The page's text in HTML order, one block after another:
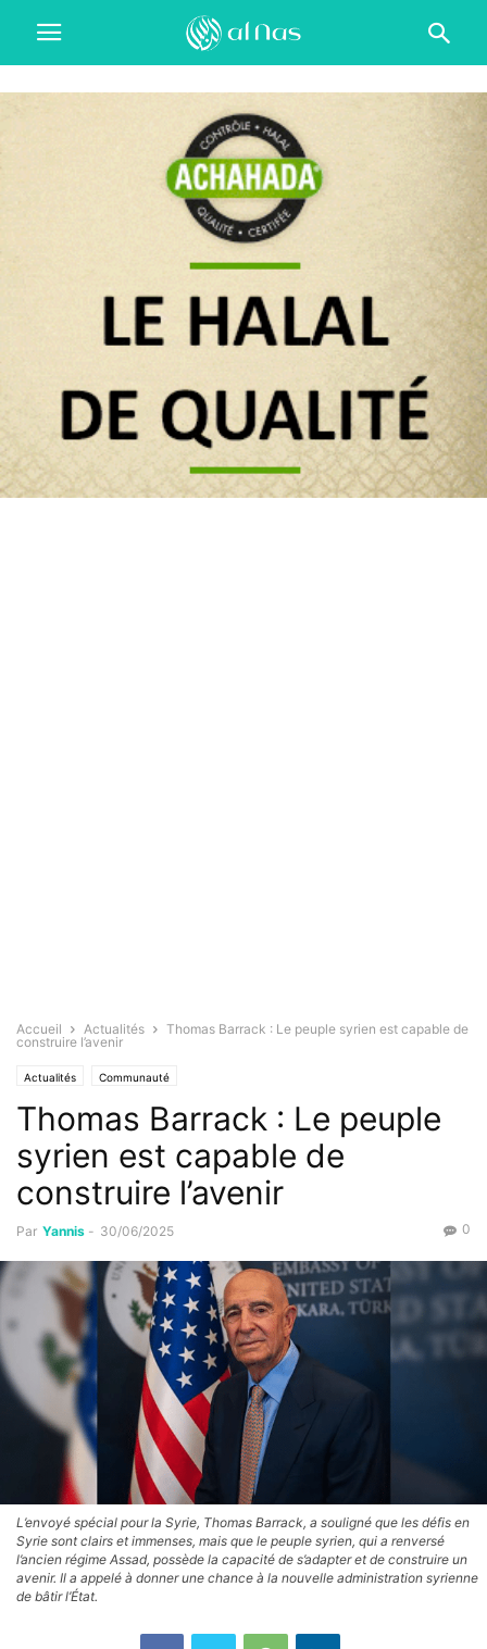
Accueil Actualités
Thomas Barrack : Le peuple syrien est capable de
construire l’avenir
Actualités Communauté
Thomas Barrack : Le peuple
syrien est capable de
construire l’avenir
Par Yannis - 30/06/2025 0
L’envoyé spécial pour la Syrie, Thomas Barrack, a souligné que les défis en
Syrie sont clairs et immenses, mais que le peuple syrien, qui a renversé
l’ancien régime Assad, possède la capacité de s’adapter et de construire un
avenir. Il a appelé à donner une chance à la nouvelle administration syrienne
de bâtir l’État.